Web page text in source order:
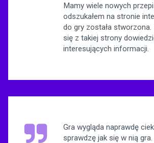
Mamy wiele nowych
odszukałem na stronie
do gry została stworzona.
się z takiej strony
interesujących informacji.
Gra wygląda naprawdę
sprawdzę jak się w nią